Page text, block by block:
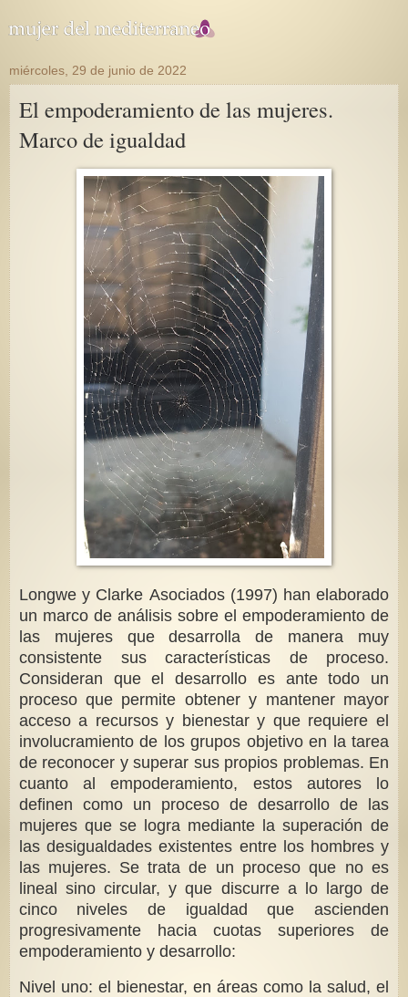
miércoles, 29 de junio de 2022
El empoderamiento de las mujeres.
Marco de igualdad
Longwe y Clarke Asociados (1997) han elaborado
un marco de análisis sobre el empoderamiento de
las mujeres que desarrolla de manera muy
consistente sus características de proceso.
Consideran que el desarrollo es ante todo un
proceso que permite obtener y mantener mayor
acceso a recursos y bienestar y que requiere el
involucramiento de los grupos objetivo en la tarea
de reconocer y superar sus propios problemas. En
cuanto al empoderamiento, estos autores lo
definen como un proceso de desarrollo de las
mujeres que se logra mediante la superación de
las desigualdades existentes entre los hombres y
las mujeres. Se trata de un proceso que no es
lineal sino circular, y que discurre a lo largo de
cinco niveles de igualdad que ascienden
progresivamente hacia cuotas superiores de
empoderamiento y desarrollo:
Nivel uno: el bienestar, en áreas como la salud, el